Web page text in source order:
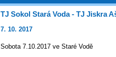
TJ Sokol Stará Voda - TJ Jiskra
7. 10. 2017
Sobota 7.10.2017 ve Staré Vodě